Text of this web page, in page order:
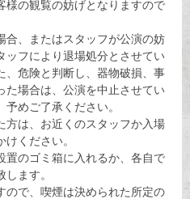
様の観覧の妨げとなりますので
合、またはスタッフが公演の妨
ッフにより退場処分とさせてい
、危険と判断し、器物破損、事
た場合は、公演を中止させてい
めご了承ください。
方は、お近くのスタッフか入場
ください。
置のゴミ箱に入れるか、各自で
ます。
ので、喫煙は決められた所定の